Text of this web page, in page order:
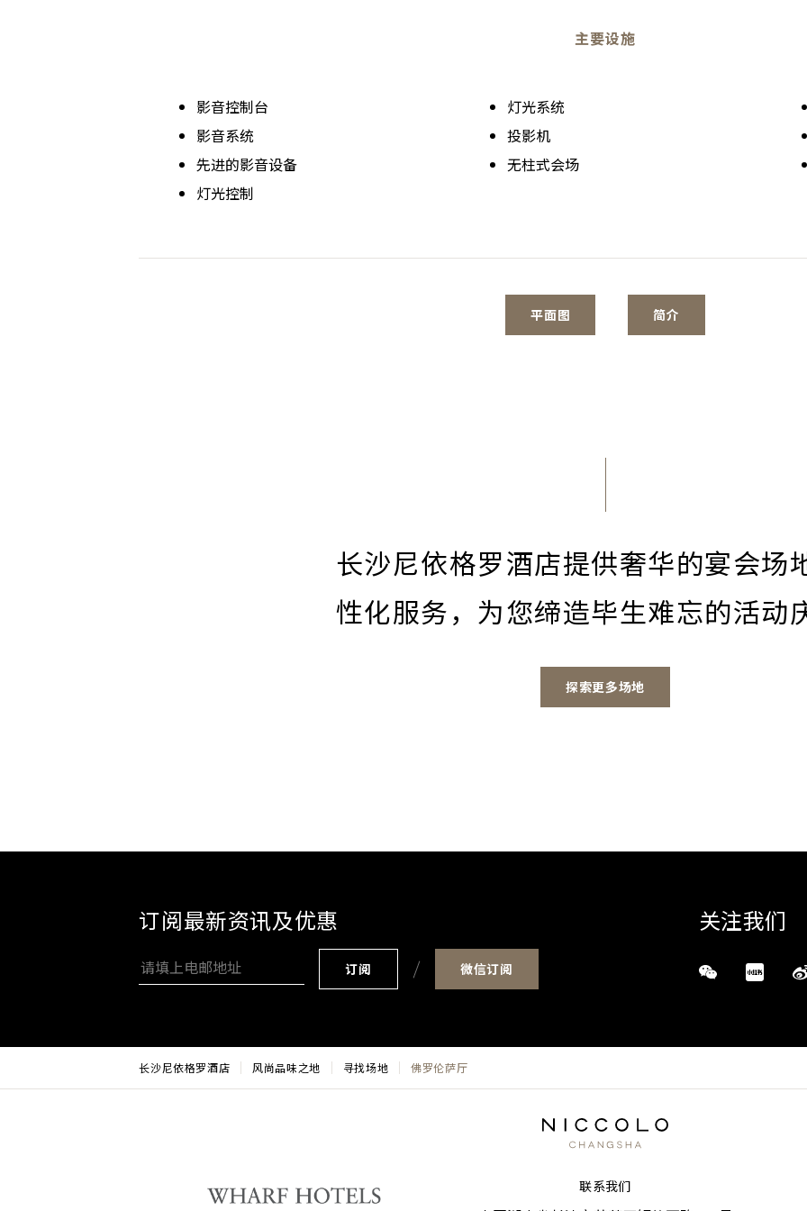
主要设施
影音控制台
影音系统
先进的影音设备
灯光控制
灯光系统
投影机
无柱式会场
平面图 简介
长沙尼依格罗酒店提供奢华的宴会场
性化服务，为您缔造毕生难忘的活动
探索更多场地
订阅最新资讯及优惠
订阅 微信订阅
关注我们
长沙尼依格罗酒店 风尚品味之地 寻找场地 佛罗伦萨厅
联系我们